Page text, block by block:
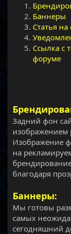
Баннеры
Статья
Ссылка с
форуме
Задний фон
изображением
Изображение
на
благодаря
Баннеры:
Мы готовы
самых
сегодняшний